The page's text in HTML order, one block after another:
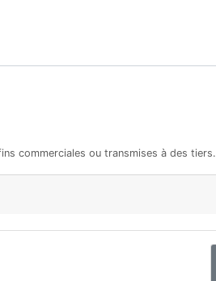
commerciales ou transmises à des tiers.